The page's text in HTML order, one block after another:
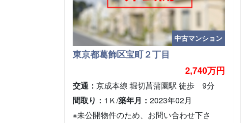
中古マンション
東京都葛飾区宝町２丁目
2,740万円
交通：京成本線 堀切菖蒲園駅 徒歩 9分
間取り： 1Ｋ/築年月：2023年02月
※未公開物件のため、お問い合わせ下さ